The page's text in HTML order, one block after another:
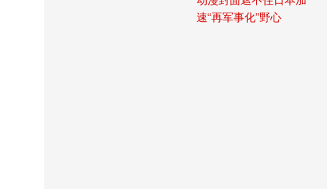
速“再军事化”野心